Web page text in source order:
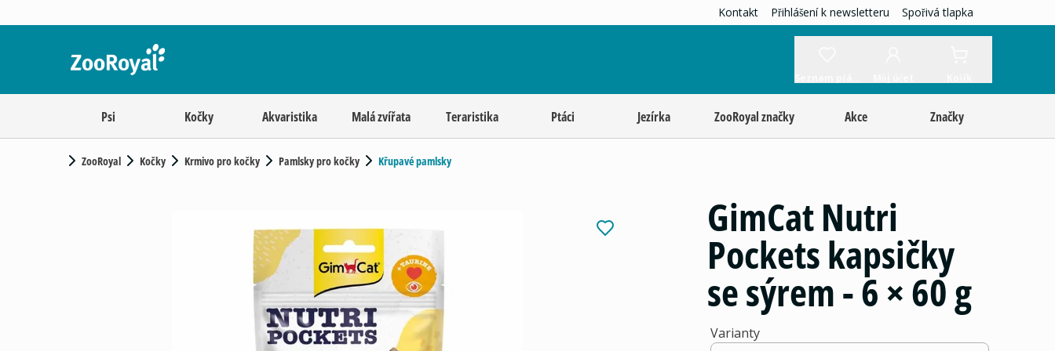
Kontakt Přihlášení k newsletteru Spořivá tlapka
Psi Kočky Akvaristika Malá zvířata Teraristika Ptáci Jezírka ZooRoyal značky Akce Značky
ZooRoyal Kočky Krmivo pro kočky Pamlsky pro kočky Křupavé pamlsky
GimCat Nutri
Pockets kapsičky
se sýrem - 6 × 60 g
Varianty